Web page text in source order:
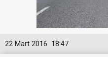
18:47
22 Mart 2016